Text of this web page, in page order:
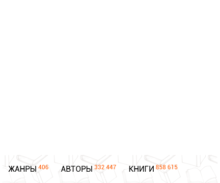
ЖАНРЫ 406 АВТОРЫ 332 447 КНИГИ 858 615